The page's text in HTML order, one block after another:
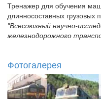
Тренажер для обучения
длинносоставных грузовых
"Всесоюзный научно-
железнодорожного
Фотогалерея